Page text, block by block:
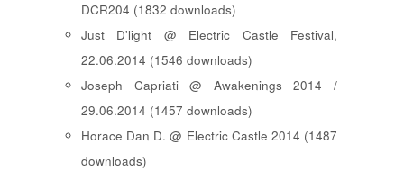
DCR204 (1832 downloads)
Just D'light @ Electric Castle Festival,
22.06.2014 (1546 downloads)
Joseph Capriati @ Awakenings 2014 /
29.06.2014 (1457 downloads)
Horace Dan D. @ Electric Castle 2014 (1487
downloads)